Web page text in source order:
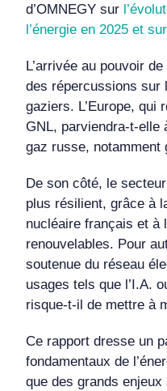
d’OMNEGY sur
l’énergie en 2025 et
L’arrivée au pouvoir
des répercussions sur
gaziers. L’Europe, qui
GNL, parviendra-t-elle
gaz russe, notamment
De son côté, le
plus résilient, grâce à
nucléaire français et à
renouvelables. Pour
soutenue du réseau
usages tels que l’I.A.
risque-t-il de mettre à
Ce rapport dresse un
fondamentaux de
que des grands